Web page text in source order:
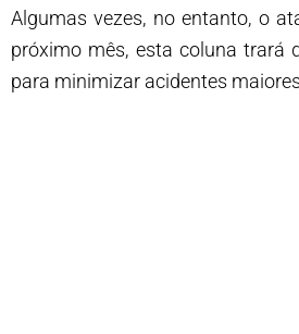
Algumas vezes, no entanto, o
próximo mês, esta coluna trará
para minimizar acidentes